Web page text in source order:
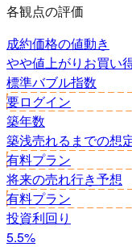
各観点の評価
成約価格の値動き
やや値上がり お買い
標準バブル指数
要ログイン
築年数
築浅売れるまでの想
有料プラン
将来の売れ行き予想
有料プラン
投資利回り
5.5%